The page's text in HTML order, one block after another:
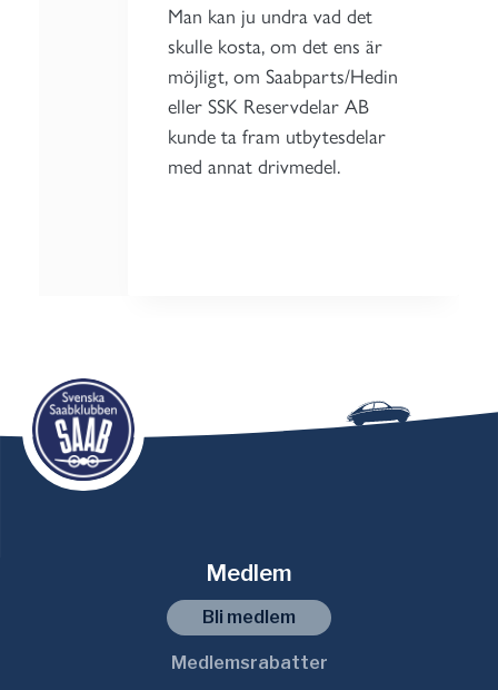
Man kan ju undra vad det
skulle kosta, om det ens är
möjligt, om Saabparts/Hedin
eller SSK Reservdelar AB
kunde ta fram utbytesdelar
med annat drivmedel.
Medlem
Bli medlem
Medlemsrabatter